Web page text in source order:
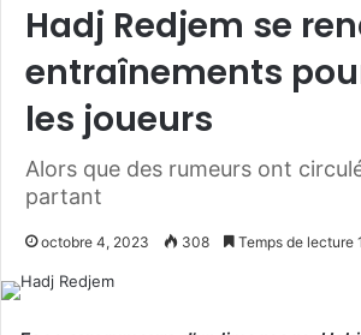
Hadj Redjem se
entraînements
les joueurs
Alors que des rumeurs ont
partant
octobre 4, 2023 308 Temps de lecture